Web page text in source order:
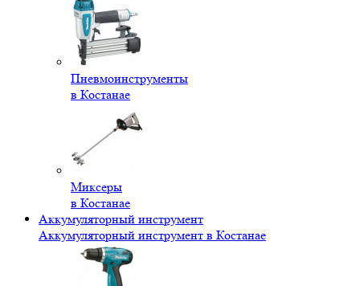
Пневмоинструменты
в Костанае
Миксеры
в Костанае
Аккумуляторный инструмент
Аккумуляторный инструмент в Костанае